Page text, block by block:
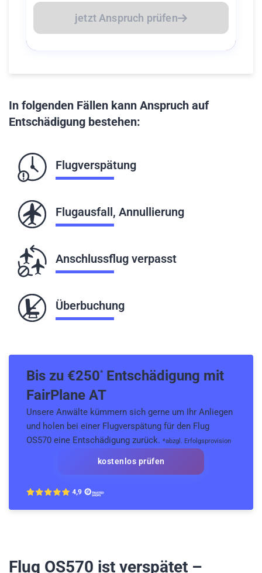
jetzt Anspruch prüfen
In folgenden Fällen kann Anspruch auf
Entschädigung bestehen:
Flugverspätung
Flugausfall, Annullierung
Anschlussflug verpasst
Überbuchung
Bis zu €250*Entschädigung mit
FairPlane AT
Unsere Anwälte kümmern sich gerne um Ihr Anliegen
und holen bei einer Flugverspätung für den Flug
OS570 eine Entschädigung zurück. *abzgl. Erfolgsprovision
kostenlos prüfen
Flug OS570 ist verspätet –